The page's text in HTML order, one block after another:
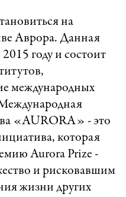
на
Аврора. Данная
году и состоит
международных
«AURORA» - это
которая
Aurora Prize -
и рисковавшим
жизни других